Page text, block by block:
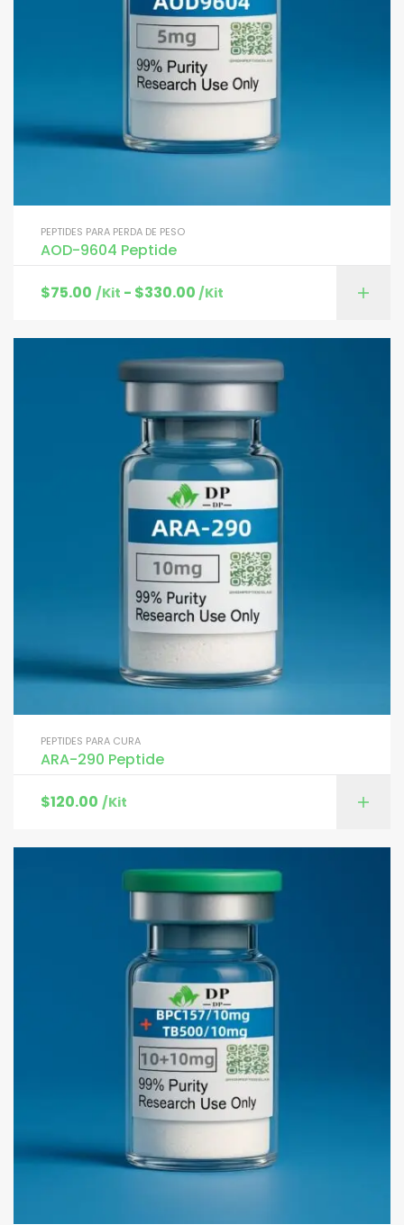
PEPTIDES PARA PERDA DE PESO
AOD-9604 Peptide
$75.00 /Kit - $330.00 /Kit
PEPTIDES PARA CURA
ARA-290 Peptide
$120.00 /Kit